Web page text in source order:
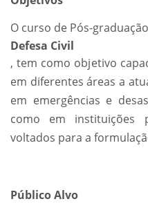
O curso de Pós-
Defesa Civil
, tem como objetivo
em diferentes áreas a
em emergências e
como em instituições
voltados para a
Público Alvo